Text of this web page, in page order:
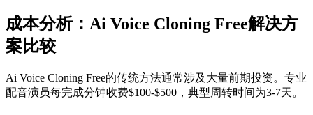
成本分析：Ai Voice Cloning Free解决方
案比较
Ai Voice Cloning Free的传统方法通常涉及大量前期投资。专业
配音演员每完成分钟收费$100-$500，典型周转时间为3-7天。